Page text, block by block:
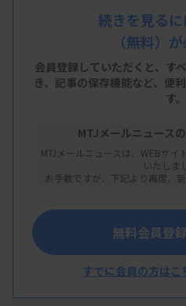
え、第一線で活躍する検
を、臨床、教育、地域医
ーマから深く掘り下げて
第5回のテーマは「救急医
院臨床検査室 診療支援チ
麻衣子さんです
床検査技師たちへ知見と
ます。（MTJ編集部）
続きを見る
（無料）
会員登録していただくと、す
き、 記事の保存機能など、便
す。
MTJメールニュース
MTJメールニュースは、WEBサイ
いたしま
お手数ですが、下記より再度、
無料会員登録
すでに会員の方はこ